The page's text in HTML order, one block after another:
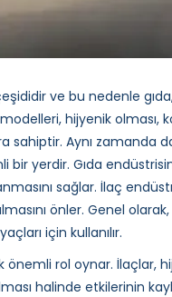
ve bu nedenle
modelleri, hijyenik olması,
Aynı zamanda
yerdir. Gıda
sağlar. İlaç
önler. Genel
için kullanılır.
rol oynar. İlaçlar,
halinde etkilerinin